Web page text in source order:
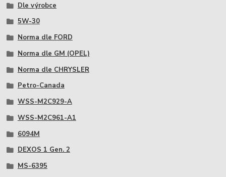
Dle výrobce
5W-30
Norma dle FORD
Norma dle GM (OPEL)
Norma dle CHRYSLER
Petro-Canada
WSS-M2C929-A
WSS-M2C961-A1
6094M
DEXOS 1 Gen. 2
MS-6395